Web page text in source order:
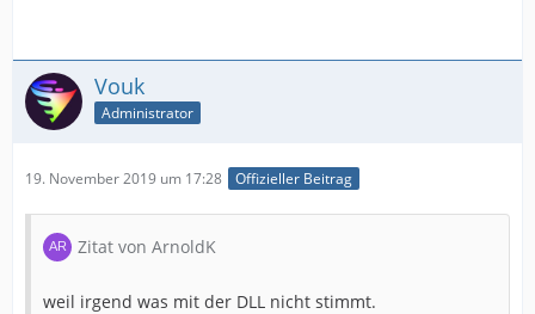
Vouk
Administrator
19. November 2019 um 17:28 Offizieller Beitrag
Zitat von ArnoldK
weil irgend was mit der DLL nicht stimmt.